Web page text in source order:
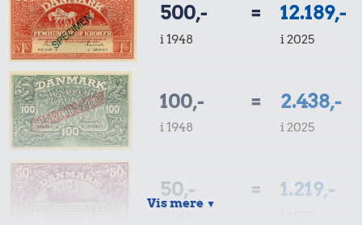
500,-
i 1948
= 12.189,-
i 2025
100,-
i 1948
= 2.438,-
i 2025
50,- = 1.219,-
Vis mere ▼